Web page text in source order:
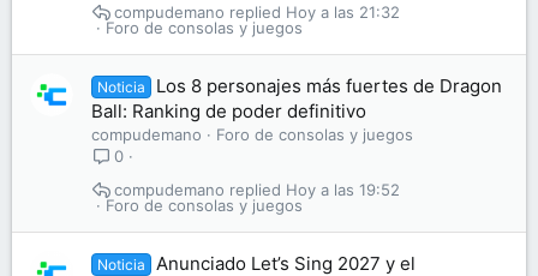
Foro de consolas y juegos
Hoy a las 21:32
compudemano
Noticia
Los 8 personajes más fuertes de Dragon
Ball: Ranking de poder definitivo
compudemano
Foro de consolas y juegos
0
Foro de consolas y juegos
Hoy a las 19:52
compudemano
Noticia
Anunciado Let’s Sing 2027 y el